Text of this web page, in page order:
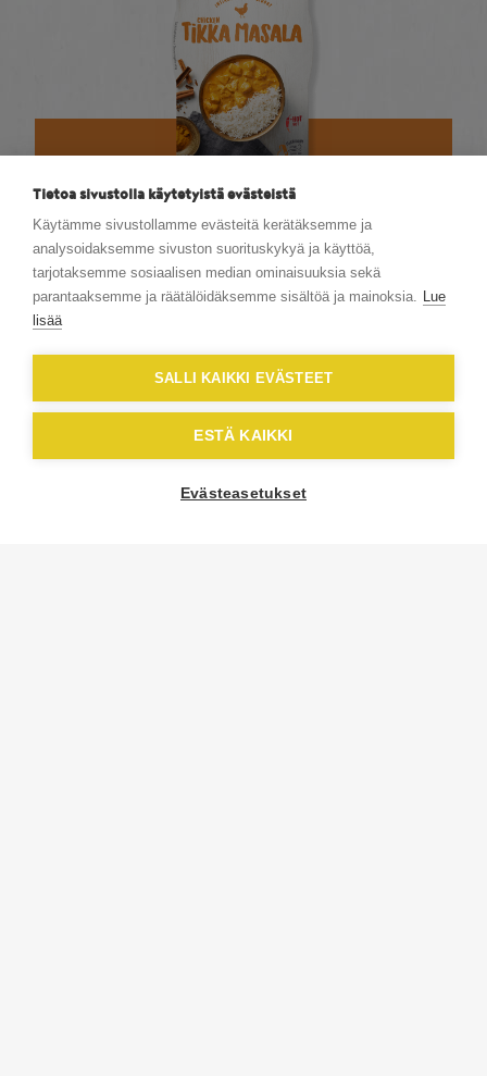
Tietoa sivustolla käytetyistä evästeistä
Käytämme sivustollamme evästeitä kerätäksemme ja
analysoidaksemme sivuston suorituskykyä ja käyttöä,
tarjotaksemme sosiaalisen median ominaisuuksia sekä
parantaaksemme ja räätälöidäksemme sisältöä ja mainoksia. Lue
lisää
SALLI KAIKKI EVÄSTEET
ESTÄ KAIKKI
Evästeasetukset
Intialainen kanacurry
Via Chicken Tikka Masala
Tutustu tuotteeseen